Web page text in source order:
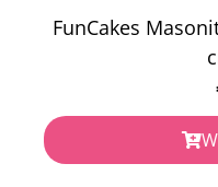
FunCakes